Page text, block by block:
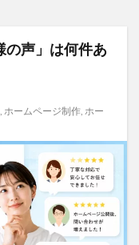
の声」は何件あ
, ホームページ制作, ホー